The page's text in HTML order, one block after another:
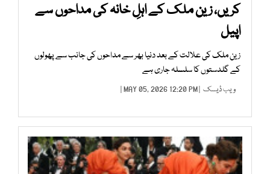
کریں، زین ملک کے اہلِ خانہ کی مداحوں سے
اپیل
زین ملک کی علالت کے بعد دنیا بھر سے مداحوں کی جانب سے پھولوں
کے گلدستوں کا سلسلہ جاری ہے
ویب ڈیسک | MAY 05, 2026 12:20 PM |